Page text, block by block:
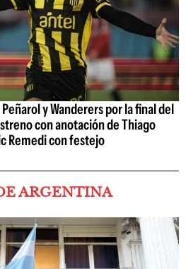
y Wanderers por la final del
con anotación de Thiago
Remedi con festejo
ARGENTINA